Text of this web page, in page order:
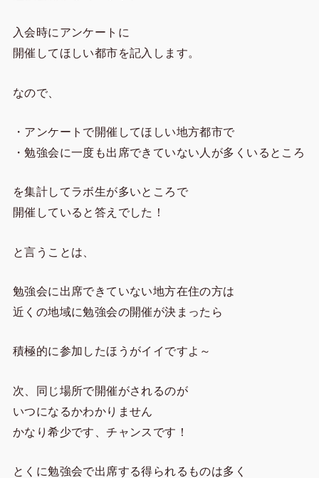
入会時にアンケートに
開催してほしい都市を記入します。
なので、
・アンケートで開催してほしい地方都市で
・勉強会に一度も出席できていない人が多くいるところ
を集計してラボ生が多いところで
開催していると答えでした！
と言うことは、
勉強会に出席できていない地方在住の方は
近くの地域に勉強会の開催が決まったら
積極的に参加したほうがイイですよ～
次、同じ場所で開催がされるのが
いつになるかわかりません
かなり希少です、チャンスです！
とくに勉強会で出席する得られるものは多く